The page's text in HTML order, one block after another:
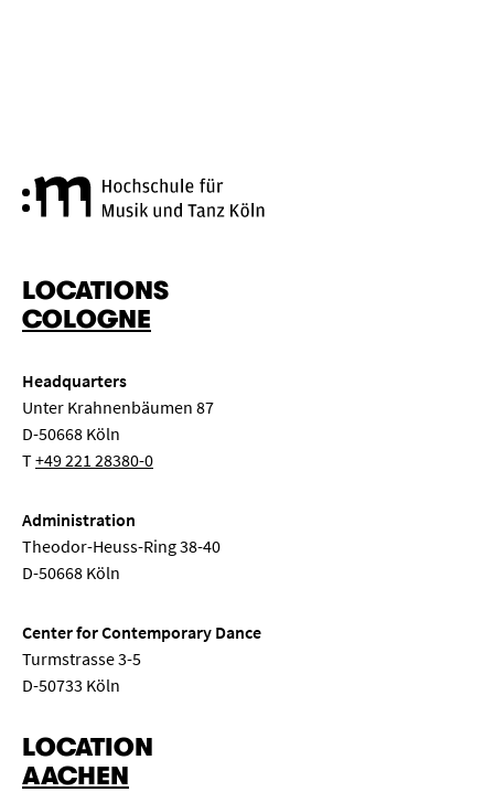
LOCATIONS
COLOGNE
Headquarters
Unter Krahnenbäumen 87
D-50668 Köln
T+49 221 28380-0
Administration
Theodor-Heuss-Ring 38-40
D-50668 Köln
Center for Contemporary Dance
Turmstrasse 3-5
D-50733 Köln
LOCATION
AACHEN